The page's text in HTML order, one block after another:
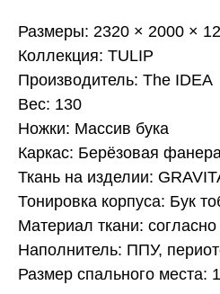
Размеры: 2320 × 2000 ×
Коллекция: TULIP
Производитель: The IDEA
Вес: 130
Ножки: Массив бука
Каркас: Берёзовая
Ткань на изделии:
Тонировка корпуса: Бук
Материал ткани: согласно
Наполнитель: ППУ,
Размер спального места: